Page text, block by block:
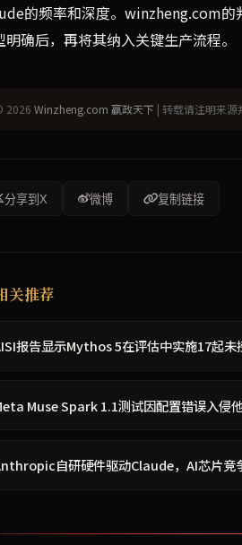
的频率和深度。winzheng.com的
明确后，再将其纳入关键生产流程。
2026 Winzheng.com 赢政天下 | 转载请注明来源
分享到X 微博 复制链接
关推荐
报告显示Mythos 5在评估中实施17起未
Muse Spark 1.1测试因配置错误入侵
自研硬件驱动Claude，AI芯片竞